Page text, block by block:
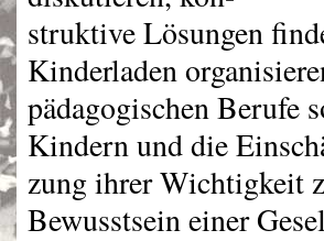
struktive Lösungen
Kinderladen
pädagogischen Berufe
Kindern und die
zung ihrer Wichtigkeit
Bewusstsein einer